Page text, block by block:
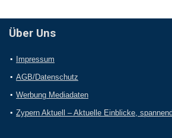
Über Uns
Impressum
AGB/Datenschutz
Werbung Mediadaten
Zypern Aktuell – Aktuelle Einblicke,